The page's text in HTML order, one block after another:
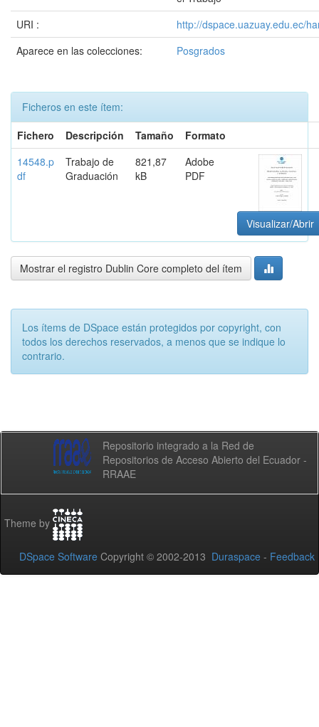
URI :
http://dspace.uazuay.edu.ec/
Aparece en las colecciones:
Posgrados
Ficheros en este ítem:
Fichero
Descripción Tamaño
Formato
14548.p
df
Trabajo de
Graduación
821,87
kB
Adobe
PDF
Visualizar/Abrir
Mostrar el registro Dublin Core completo del ítem
Los ítems de DSpace están protegidos por copyright, con
todos los derechos reservados, a menos que se indique lo
contrario.
Repositorio integrado a la Red de
Repositorios de Acceso Abierto del Ecuador -
RRAAE
Theme by
DSpace Software Copyright © 2002-2013 Duraspace - Feedback